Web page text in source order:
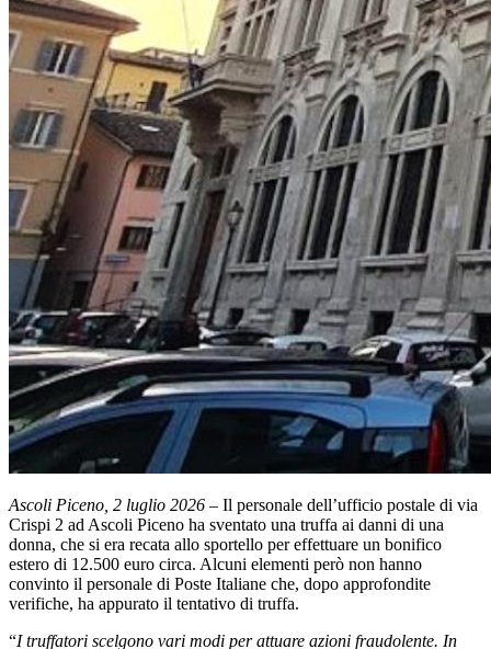
Ascoli Piceno, 2 luglio 2026 – Il personale dell’ufficio postale di via
Crispi 2 ad Ascoli Piceno ha sventato una truffa ai danni di una
donna, che si era recata allo sportello per effettuare un bonifico
estero di 12.500 euro circa. Alcuni elementi però non hanno
convinto il personale di Poste Italiane che, dopo approfondite
verifiche, ha appurato il tentativo di truffa.
“I truffatori scelgono vari modi per attuare azioni fraudolente. In